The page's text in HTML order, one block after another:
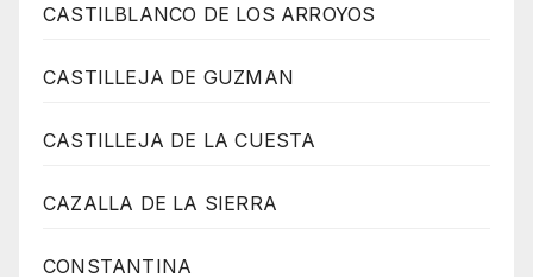
CASTILBLANCO DE LOS ARROYOS
CASTILLEJA DE GUZMAN
CASTILLEJA DE LA CUESTA
CAZALLA DE LA SIERRA
CONSTANTINA